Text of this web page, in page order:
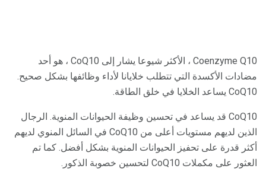
Coenzyme Q10 ، الأكثر شيوعا يشار إلى CoQ10 ، هو أحد
مضادات الأكسدة التي تتطلب خلايانا لأداء وظائفها بشكل صحيح.
CoQ10 يساعد الخلايا في خلق الطاقة.
CoQ10 قد يساعد في تحسين وظيفة الحيوانات المنوية. الرجال
الذين لديهم مستويات أعلى من CoQ10 في السائل المنوي لديهم
أكثر قدرة على تحفيز الحيوانات المنوية بشكل أفضل. كما تم
العثور على مكملات CoQ10 لتحسين خصوبة الذكور.